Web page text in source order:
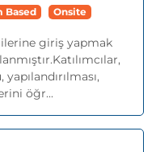
Based Onsite
giriş yapmak
öğr...